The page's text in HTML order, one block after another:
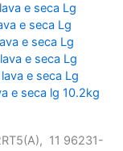
e seca Lg
e seca Lg
e seca Lg
e seca Lg
e seca Lg
e seca lg 10.2kg
11 96231-